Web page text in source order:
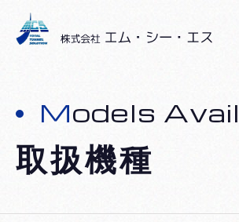
施工実績
採用情報
Models
取扱機種
施工実績
採用情報